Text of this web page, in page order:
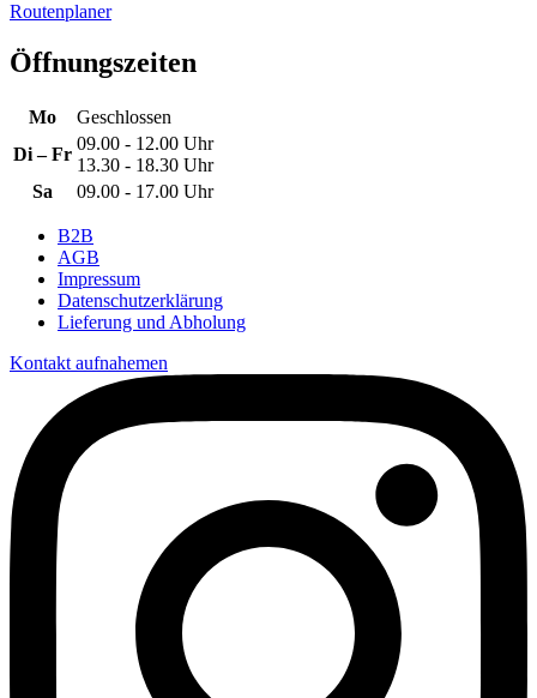
Routenplaner
Öffnungszeiten
Mo
Geschlossen
Di – Fr
09.00 - 12.00 Uhr
13.30 - 18.30 Uhr
Sa
09.00 - 17.00 Uhr
B2B
AGB
Impressum
Datenschutzerklärung
Lieferung und Abholung
Kontakt aufnahemen